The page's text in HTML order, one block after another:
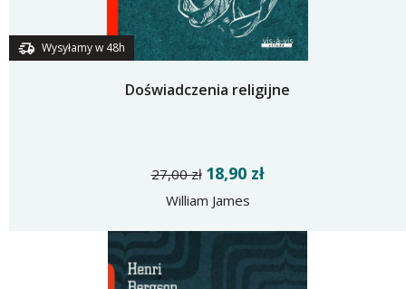
Wysyłamy w 48h
Doświadczenia religijne
27,00 zł 18,90 zł
William James